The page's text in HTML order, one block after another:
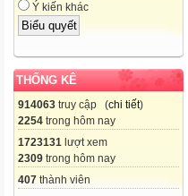
Ý kiến khác
THỐNG KÊ
914063 truy cập (chi tiết)
2254 trong hôm nay
1723131 lượt xem
2309 trong hôm nay
407 thành viên